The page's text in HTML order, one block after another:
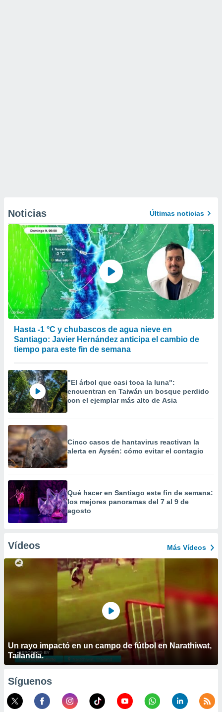
Noticias Últimas noticias
Hasta -1 °C y chubascos de agua nieve en
Santiago: Javier Hernández anticipa el cambio de
tiempo para este fin de semana
"El árbol que casi toca la luna":
encuentran en Taiwán un bosque perdido
con el ejemplar más alto de Asia
Cinco casos de hantavirus reactivan la
alerta en Aysén: cómo evitar el contagio
Qué hacer en Santiago este fin de semana:
los mejores panoramas del 7 al 9 de
agosto
Vídeos Más Vídeos
Un rayo impactó en un campo de fútbol en Narathiwat,
Tailandia.
Síguenos